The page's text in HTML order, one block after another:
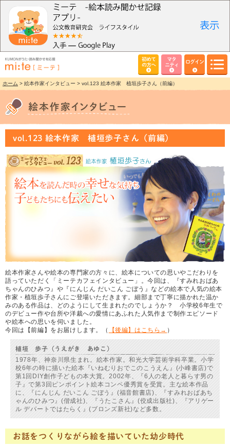
初めて
の方へ
マタ
ニティ
ログイン
ホーム > 絵本作家インタビュー > vol.123 絵本作家 植垣歩子さん（前編）
vol.123 絵本作家 植垣歩子さん（前編）
絵本作家さんや絵本の専門家の方々に、絵本についての思いやこだわりを
語っていただく「ミーテカフェインタビュー」。今回は、『すみれおばあ
ちゃんのひみつ』や『にんじん だいこん ごぼう』などの絵本で人気の絵本
作家・植垣歩子さんにご登場いただきます。細部まで丁寧に描かれた温か
みのある作品は、どのようにして生まれたのでしょうか？ 小学校6年生で
のデビュー作や台所や洋裁への愛情にあふれた人気作まで制作エピソード
や絵本への思いを伺いました。
今回は【前編】をお届けします。（
【後編】はこちら→ ）
植垣 歩子（うえがき あゆこ）
1978年、神奈川県生まれ。絵本作家。和光大学芸術学科卒業。小学
校6年の時に描いた絵本『いねむりおでこのこうえん』(小峰書店)で
第1回DIY創作子どもの本大賞。2002年、『6人の老人と暮らす男の
子』で第3回ピンポイント絵本コンペ優秀賞を受賞。主な絵本作品
に、『にんじん だいこん ごぼう』(福音館書店)、『すみれおばあち
ゃんのひみつ』(偕成社)、『うたこさん』(佼成出版社)、『アリゲー
ル デパートではたらく』(ブロンズ新社)など多数。
お話をつくりながら絵を描いていた幼少時代